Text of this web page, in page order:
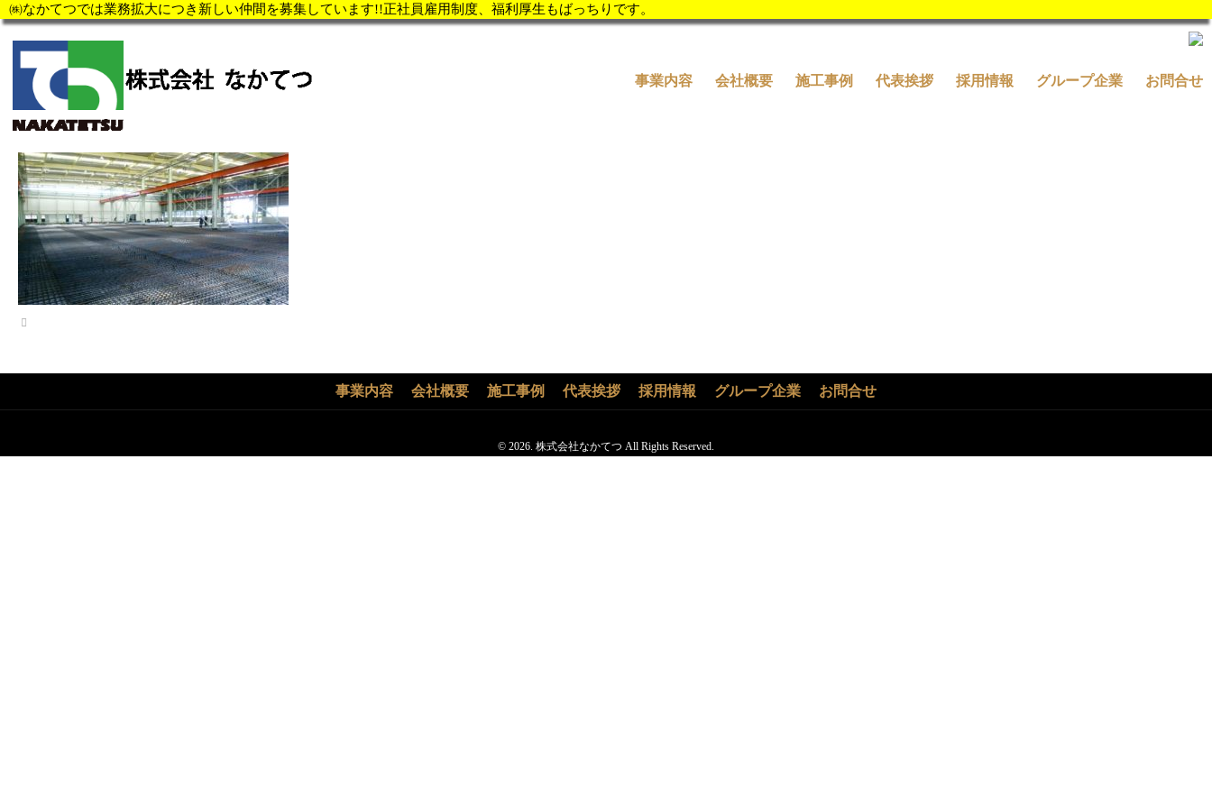
㈱なかてつでは業務拡大につき新しい仲間を募集しています!!正社員雇用制度、福利厚生もばっちりです。
事業内容 会社概要 施工事例 代表挨拶 採用情報 グループ企業 お問合せ
HOME 33
2018年7月12日
事業内容 会社概要 施工事例 代表挨拶 採用情報 グループ企業 お問合せ
© 2026. 株式会社なかてつ All Rights Reserved.